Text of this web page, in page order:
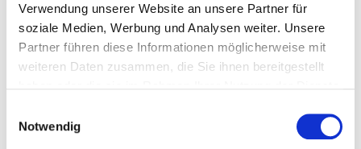
Verwendung unserer Website an unsere Partner für
soziale Medien, Werbung und Analysen weiter. Unsere
Partner führen diese Informationen möglicherweise mit
weiteren Daten zusammen, die Sie ihnen bereitgestellt
Notwendig
19. März 2026
Weiterlesen